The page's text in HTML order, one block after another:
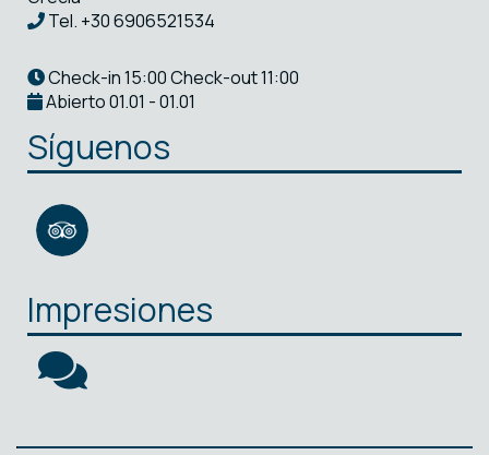
Tel. +30 6906521534
Check-in 15:00 Check-out 11:00
Abierto 01.01 - 01.01
Síguenos
Impresiones